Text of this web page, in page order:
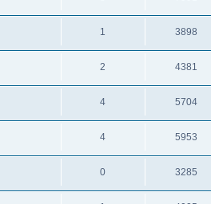
1 3898
2 4381
4 5704
4 5953
0 3285